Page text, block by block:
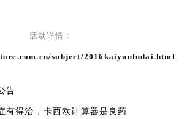
活动详情：
subject/2016kaiyunfudai.html
告
有得治，卡西欧计算器是良药